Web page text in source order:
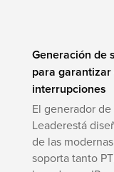
Generación de
para garantizar
interrupciones
El generador
Leaderestá
de las
soporta tanto